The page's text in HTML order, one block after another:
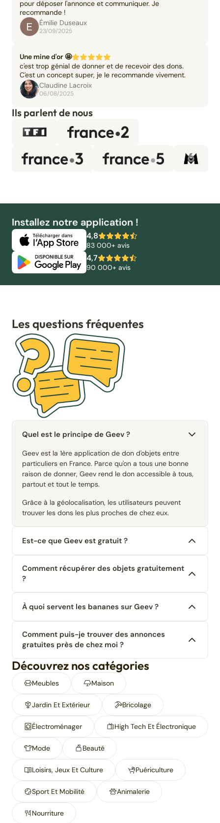
pour déposer l'annonce et communiquer. Je
recommande !
Émilie Duseaux
23/09/2025
Une mine d'or 🤩
c'est trop génial de donner et de recevoir des dons.
C'est un concept super, je le recommande vivement.
Claudine Lacroix
06/08/2025
Ils parlent de nous
Installez notre application !
4,8
83 000+ avis
4,7
90 000+ avis
Les questions fréquentes
Quel est le principe de Geev ?
Geev est la 1ère application de don d'objets entre
particuliers en France. Parce qu'on a tous une bonne
raison de donner, Geev rend le don accessible à tous,
partout et tout le temps.
Grâce à la géolocalisation, les utilisateurs peuvent
trouver les dons les plus proches de chez eux.
Est-ce que Geev est gratuit ?
Comment récupérer des objets gratuitement
?
À quoi servent les bananes sur Geev ?
Comment puis-je trouver des annonces
gratuites près de chez moi ?
Découvrez nos catégories
Meubles Maison
Jardin Et Extérieur Bricolage
Électroménager High Tech Et Électronique
Mode Beauté
Loisirs, Jeux Et Culture Puériculture
Sport Et Mobilité Animalerie
Nourriture